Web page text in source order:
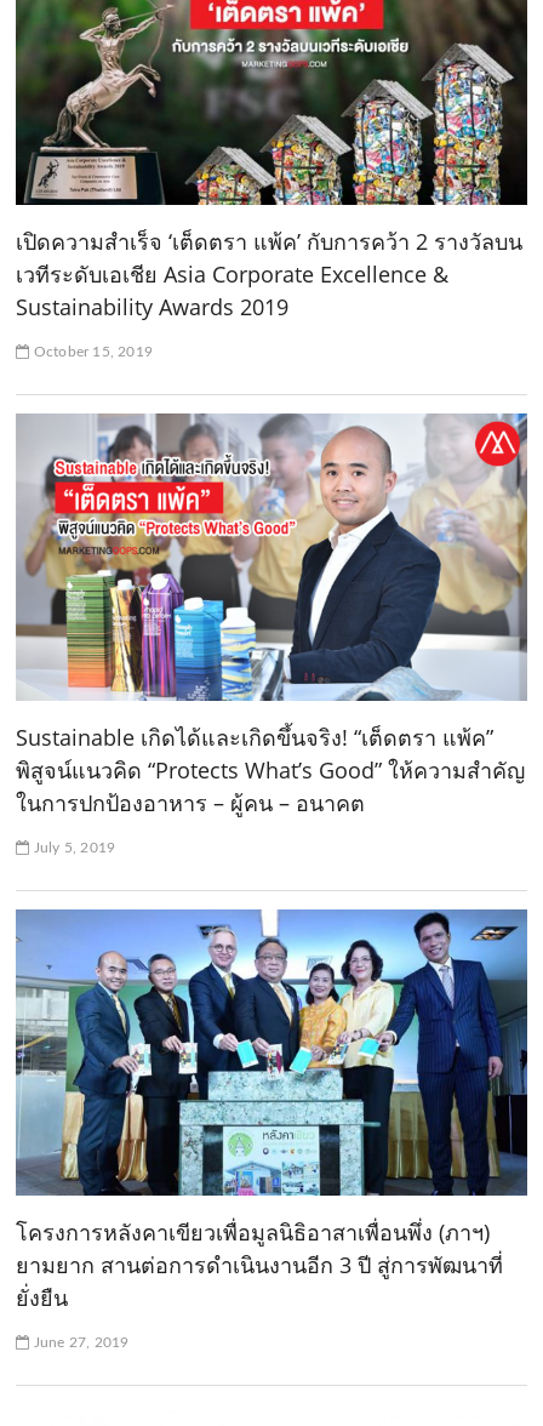
เปิดความสำเร็จ ‘เต็ดตรา แพ้ค’ กับการคว้า 2 รางวัลบน
เวทีระดับเอเชีย Asia Corporate Excellence &
Sustainability Awards 2019
October 15, 2019
Sustainable เกิดได้และเกิดขึ้นจริง! “เต็ดตรา แพ้ค”
พิสูจน์แนวคิด “Protects What’s Good” ให้ความสำคัญ
ในการปกป้องอาหาร – ผู้คน – อนาคต
July 5, 2019
โครงการหลังคาเขียวเพื่อมูลนิธิอาสาเพื่อนพึ่ง (ภาฯ)
ยามยาก สานต่อการดำเนินงานอีก 3 ปี สู่การพัฒนาที่
ยั่งยืน
June 27, 2019